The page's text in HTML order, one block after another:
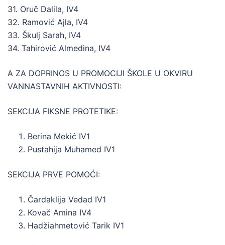
31. Oruč Dalila, IV4
32. Ramović Ajla, IV4
33. Škulj Sarah, IV4
34. Tahirović Almedina, IV4
A ZA DOPRINOS U PROMOCIJI ŠKOLE U OKVIRU
VANNASTAVNIH AKTIVNOSTI:
SEKCIJA FIKSNE PROTETIKE:
Berina Mekić IV1
Pustahija Muhamed IV1
SEKCIJA PRVE POMOĆI:
Čardaklija Vedad IV1
Kovač Amina IV4
Hadžiahmetović Tarik IV1